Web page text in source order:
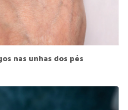
nas unhas dos pés